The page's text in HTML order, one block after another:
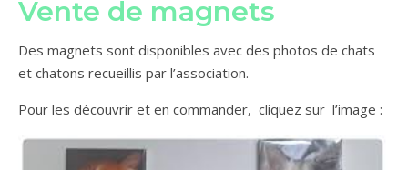
Vente de magnets
Des magnets sont disponibles avec des photos de chats
et chatons recueillis par l’association.
Pour les découvrir et en commander, cliquez sur l’image :